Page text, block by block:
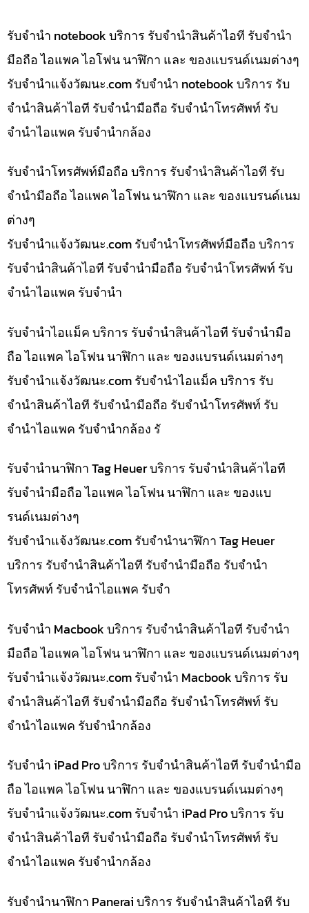
รับจำนำ notebook บริการ รับจำนำสินค้าไอที รับจำนำ
มือถือ ไอแพค ไอโฟน นาฬิกา และ ของแบรนด์เนมต่างๆ
รับจํานําแจ้งวัฒนะ.com รับจำนำ notebook บริการ รับ
จำนำสินค้าไอที รับจำนำมือถือ รับจำนำโทรศัพท์ รับ
จำนำไอแพค รับจำนำกล้อง
รับจำนำโทรศัพท์มือถือ บริการ รับจำนำสินค้าไอที รับ
จำนำมือถือ ไอแพค ไอโฟน นาฬิกา และ ของแบรนด์เนม
ต่างๆ
รับจํานําแจ้งวัฒนะ.com รับจำนำโทรศัพท์มือถือ บริการ
รับจำนำสินค้าไอที รับจำนำมือถือ รับจำนำโทรศัพท์ รับ
จำนำไอแพค รับจำนำ
รับจำนำไอแม็ค บริการ รับจำนำสินค้าไอที รับจำนำมือ
ถือ ไอแพค ไอโฟน นาฬิกา และ ของแบรนด์เนมต่างๆ
รับจํานําแจ้งวัฒนะ.com รับจำนำไอแม็ค บริการ รับ
จำนำสินค้าไอที รับจำนำมือถือ รับจำนำโทรศัพท์ รับ
จำนำไอแพค รับจำนำกล้อง รั
รับจำนำนาฬิกา Tag Heuer บริการ รับจำนำสินค้าไอที
รับจำนำมือถือ ไอแพค ไอโฟน นาฬิกา และ ของแบ
รนด์เนมต่างๆ
รับจํานําแจ้งวัฒนะ.com รับจำนำนาฬิกา Tag Heuer
บริการ รับจำนำสินค้าไอที รับจำนำมือถือ รับจำนำ
โทรศัพท์ รับจำนำไอแพค รับจำ
รับจำนำ Macbook บริการ รับจำนำสินค้าไอที รับจำนำ
มือถือ ไอแพค ไอโฟน นาฬิกา และ ของแบรนด์เนมต่างๆ
รับจํานําแจ้งวัฒนะ.com รับจำนำ Macbook บริการ รับ
จำนำสินค้าไอที รับจำนำมือถือ รับจำนำโทรศัพท์ รับ
จำนำไอแพค รับจำนำกล้อง
รับจำนำ iPad Pro บริการ รับจำนำสินค้าไอที รับจำนำมือ
ถือ ไอแพค ไอโฟน นาฬิกา และ ของแบรนด์เนมต่างๆ
รับจํานําแจ้งวัฒนะ.com รับจำนำ iPad Pro บริการ รับ
จำนำสินค้าไอที รับจำนำมือถือ รับจำนำโทรศัพท์ รับ
จำนำไอแพค รับจำนำกล้อง
รับจำนำนาฬิกา Panerai บริการ รับจำนำสินค้าไอที รับ